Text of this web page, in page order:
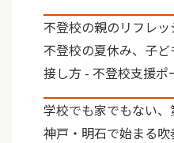
不登校の親のリフレ
不登校の夏休み、子
接し方 - 不登校支援
学校でも家でもない、
神戸・明石で始まる